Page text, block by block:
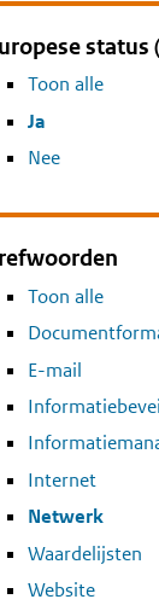
status
Toon alle
Ja
Nee
Toon alle
E-mail
Internet
Netwerk
Waardelijsten
Website